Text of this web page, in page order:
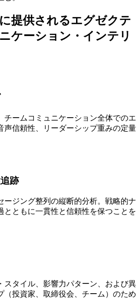
提供されるエグゼクテ
ケーション・インテリ
チームコミュニケーション全体でのエ
声信頼性、リーダーシップ重みの定量
跡
ージング整列の縦断的分析。戦略的ナ
とともに一貫性と信頼性を保つことを
スタイル、影響力パターン、および異
（投資家、取締役会、チーム）のため